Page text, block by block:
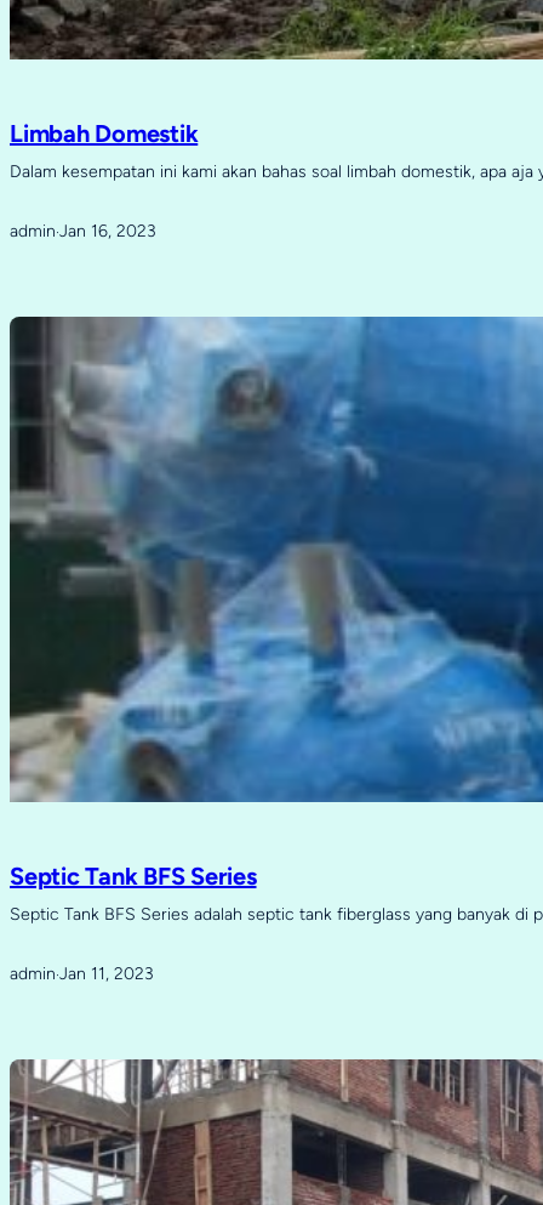
Limbah Domestik
Dalam kesempatan ini kami akan bahas soal limbah domestik, apa aja
admin·Jan 16, 2023
Septic Tank BFS Series
Septic Tank BFS Series adalah septic tank fiberglass yang banyak di
admin·Jan 11, 2023